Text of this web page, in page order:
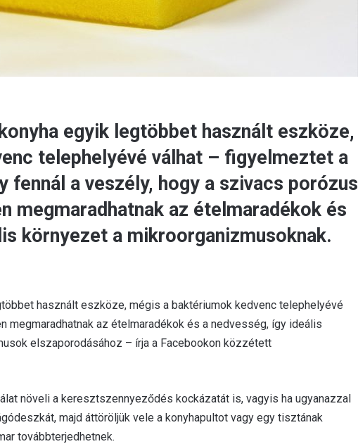
egyik legtöbbet használt eszköze,
telephelyévé válhat – figyelmeztet a
fennál a veszély, hogy a szivacs porózus
megmaradhatnak az ételmaradékok és
környezet a mikroorganizmusoknak.
használt eszköze, mégis a baktériumok kedvenc telephelyévé
megmaradhatnak az ételmaradékok és a nedvesség, így ideális
elszaporodásához – írja a Facebookon közzétett
növeli a keresztszennyeződés kockázatát is, vagyis ha ugyanazzal
majd áttöröljük vele a konyhapultot vagy egy tisztának
továbbterjedhetnek.